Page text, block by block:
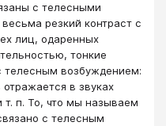
с телесными
резкий контраст с
лиц, одаренных
тонкие
телесным возбуждением:
в звуках
т. п. То, что мы называем
с телесным